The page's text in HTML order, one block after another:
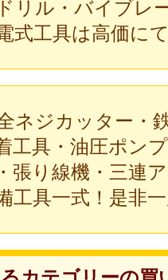
リル・バイブレ
式工具は高価に
ネジカッター・
工具・油圧ポン
張り線機・三連
工具一式！是非